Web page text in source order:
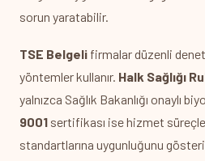
sorun yaratabilir.
TSE Belgeli firmalar düzenli
yöntemler kullanır. Halk Sağlığı
yalnızca Sağlık Bakanlığı onaylı
9001 sertifikası ise hizmet
standartlarına uygunluğunu